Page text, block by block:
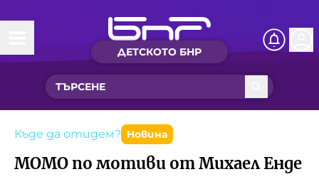
ДЕТСКОТО БНР
Начало
Какво ново?
Рубрики с вълшебства
Детско радио
Къде да отидем? Новина
МОМО по мотиви от Михаел Енде